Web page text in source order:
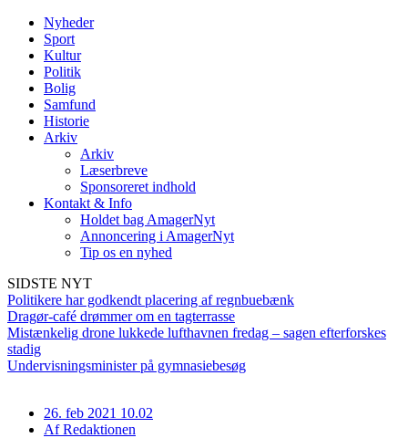
Nyheder
Sport
Kultur
Politik
Bolig
Samfund
Historie
Arkiv
Arkiv
Læserbreve
Sponsoreret indhold
Kontakt & Info
Holdet bag AmagerNyt
Annoncering i AmagerNyt
Tip os en nyhed
SIDSTE NYT
Politikere har godkendt placering af regnbuebænk
Dragør-café drømmer om en tagterrasse
Mistænkelig drone lukkede lufthavnen fredag – sagen efterforskes
stadig
Undervisningsminister på gymnasiebesøg
26. feb 2021 10.02
AfRedaktionen